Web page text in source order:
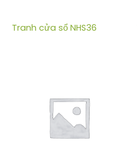
Tranh cửa sổ NHS36